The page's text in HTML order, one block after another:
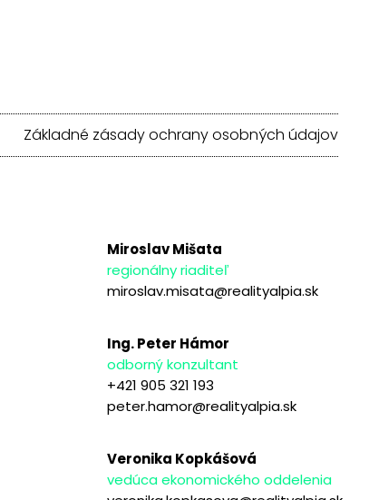
Základné zásady ochrany osobných údajov
Miroslav Mišata
regionálny riaditeľ
miroslav.misata@realityalpia.sk
Ing. Peter Hámor
odborný konzultant
+421 905 321 193
peter.hamor@realityalpia.sk
Veronika Kopkášová
vedúca ekonomického oddelenia